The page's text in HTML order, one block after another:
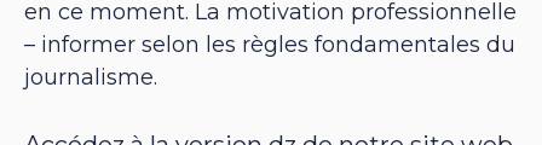
en ce moment. La motivation professionnelle
– informer selon les règles fondamentales du
journalisme.